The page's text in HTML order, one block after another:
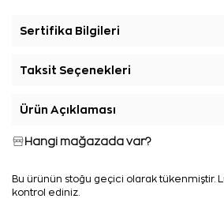
Sertifika Bilgileri
Taksit Seçenekleri
Ürün Açıklaması
Hangi mağazada var?
Bu ürünün stoğu geçici olarak tükenmiştir.
kontrol ediniz.